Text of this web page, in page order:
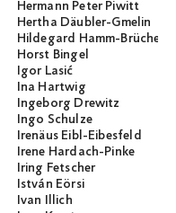
Hermann Peter Piwitt
Hertha Däubler-Gmelin
Hildegard Hamm-Brücher
Horst Bingel
Igor Lasić
Ina Hartwig
Ingeborg Drewitz
Ingo Schulze
Irenäus Eibl-Eibesfeld
Irene Hardach-Pinke
Iring Fetscher
István Eörsi
Ivan Illich